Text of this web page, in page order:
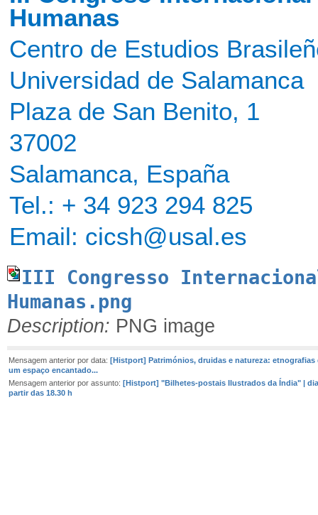
Humanas
Centro de Estudios
Universidad de Salamanca
Plaza de San Benito, 1
37002
Salamanca, España
Tel.: + 34 923 294 825
Email: cicsh@usal.es
III Congresso
Humanas.png
Description: PNG image
Mensagem anterior por data: [Histport] Patrimónios, druidas e natureza: etnografias
um espaço encantado...
Mensagem anterior por assunto: [Histport] "Bilhetes-postais Ilustrados da Índia" |
partir das 18.30 h